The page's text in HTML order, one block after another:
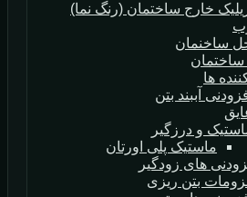
خارج ساختمان (رنگ نما)
ساخنمان
ساختمان
ها
آببند بتن
و درزگیر
ماستیک پلی اورتان
های زودگیر
بتن ریزی